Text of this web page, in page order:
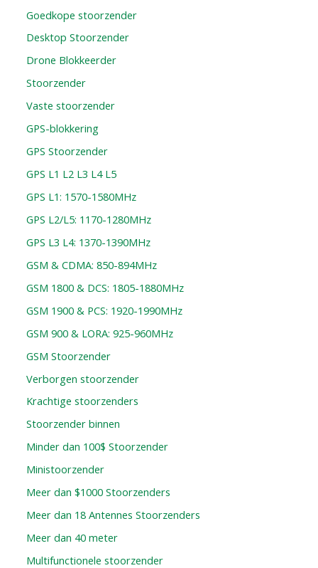
Goedkope stoorzender
Desktop Stoorzender
Drone Blokkeerder
Stoorzender
Vaste stoorzender
GPS-blokkering
GPS Stoorzender
GPS L1 L2 L3 L4 L5
GPS L1: 1570-1580MHz
GPS L2/L5: 1170-1280MHz
GPS L3 L4: 1370-1390MHz
GSM & CDMA: 850-894MHz
GSM 1800 & DCS: 1805-1880MHz
GSM 1900 & PCS: 1920-1990MHz
GSM 900 & LORA: 925-960MHz
GSM Stoorzender
Verborgen stoorzender
Krachtige stoorzenders
Stoorzender binnen
Minder dan 100$ Stoorzender
Ministoorzender
Meer dan $1000 Stoorzenders
Meer dan 18 Antennes Stoorzenders
Meer dan 40 meter
Multifunctionele stoorzender